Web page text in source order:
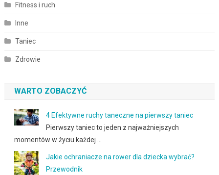
Fitness i ruch
Inne
Taniec
Zdrowie
WARTO ZOBACZYĆ
4 Efektywne ruchy taneczne na pierwszy taniec
Pierwszy taniec to jeden z najważniejszych
momentów w życiu każdej …
Jakie ochraniacze na rower dla dziecka wybrać?
Przewodnik